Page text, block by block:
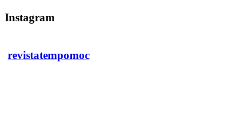
Instagram
revistatempomoc